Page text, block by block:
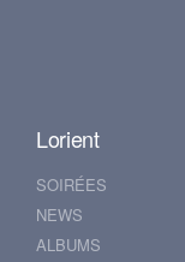
Lorient
SOIRÉES
NEWS
ALBUMS